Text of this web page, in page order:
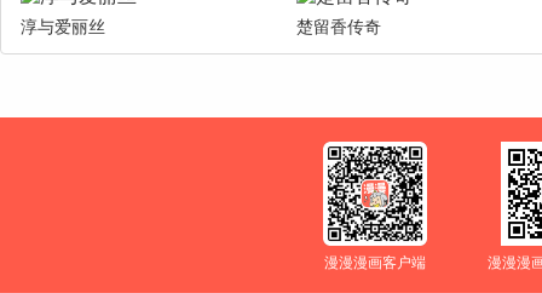
淳与爱丽丝 楚留香传奇
漫漫漫画客户端 漫漫漫